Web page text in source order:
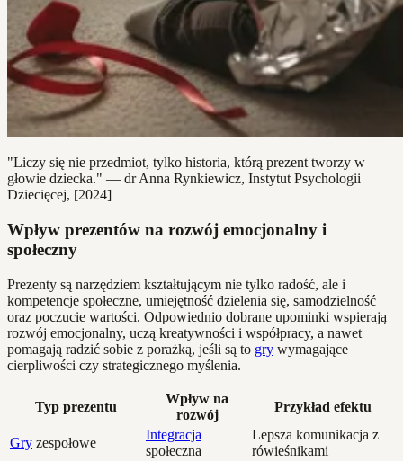
"Liczy się nie przedmiot, tylko historia, którą prezent tworzy w
głowie dziecka." — dr Anna Rynkiewicz, Instytut Psychologii
Dziecięcej, [2024]
Wpływ prezentów na rozwój emocjonalny i
społeczny
Prezenty są narzędziem kształtującym nie tylko radość, ale i
kompetencje społeczne, umiejętność dzielenia się, samodzielność
oraz poczucie wartości. Odpowiednio dobrane upominki wspierają
rozwój emocjonalny, uczą kreatywności i współpracy, a nawet
pomagają radzić sobie z porażką, jeśli są to gry wymagające
cierpliwości czy strategicznego myślenia.
Typ prezentu
Wpływ na
rozwój
Przykład efektu
Gry zespołowe
Integracja
społeczna
Lepsza komunikacja z
rówieśnikami